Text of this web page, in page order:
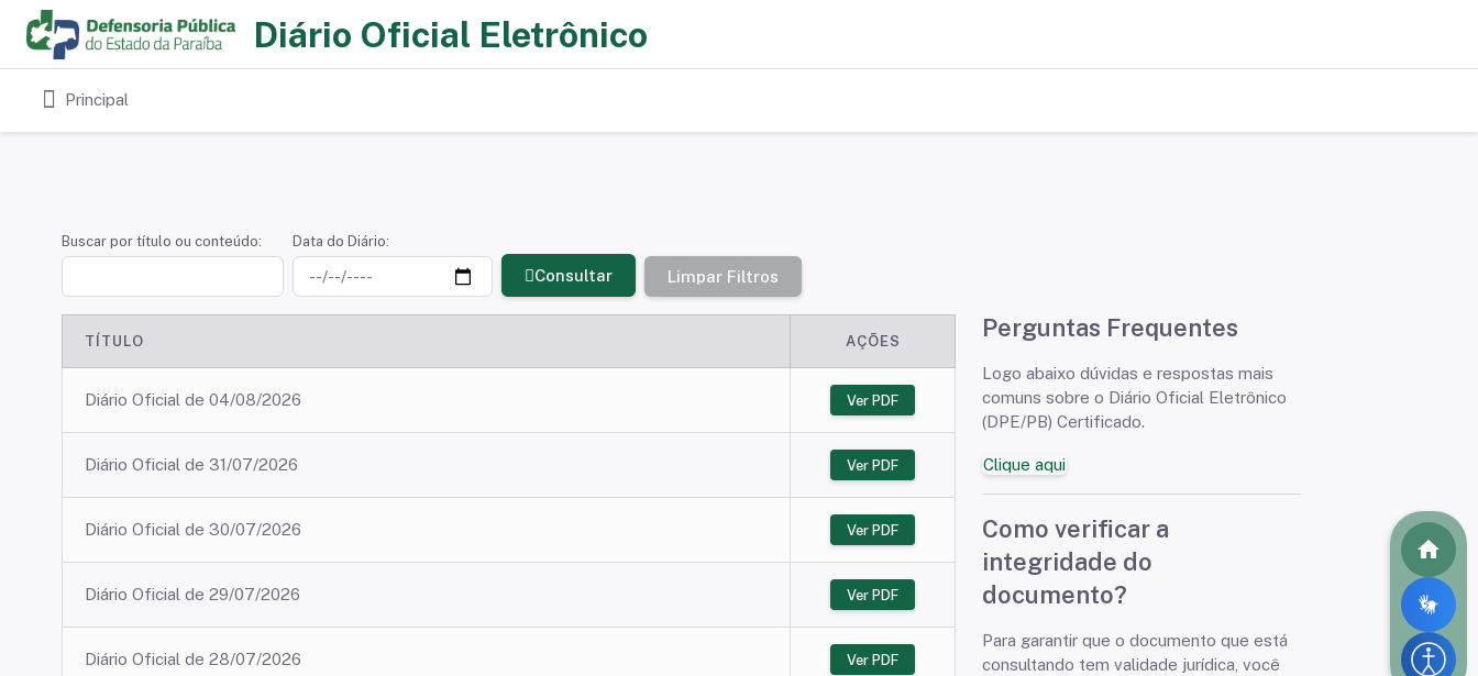
Diário Oficial Eletrônico
Principal
Buscar por título ou conteúdo: Data do Diário:
Consultar Limpar Filtros
TÍTULO AÇÕES
Diário Oficial de 04/08/2026 Ver PDF
Diário Oficial de 31/07/2026 Ver PDF
Diário Oficial de 30/07/2026 Ver PDF
Diário Oficial de 29/07/2026 Ver PDF
Diário Oficial de 28/07/2026 Ver PDF
Perguntas Frequentes
Logo abaixo dúvidas e respostas mais
comuns sobre o Diário Oficial Eletrônico
(DPE/PB) Certificado.
Clique aqui
Como verificar a
integridade do
documento?
Para garantir que o documento que está
consultando tem validade jurídica, você